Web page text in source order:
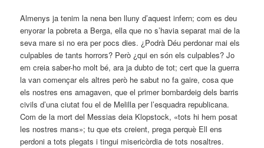
Almenys ja tenim la nena ben lluny d’aquest infern; com es deu
enyorar la pobreta a Berga, ella que no s’havia separat mai de la
seva mare si no era per pocs dies. ¿Podrà Déu perdonar mai els
culpables de tants horrors? Però ¿qui en són els culpables? Jo
em creia saber-ho molt bé, ara ja dubto de tot; cert que la guerra
la van començar els altres però he sabut no fa gaire, cosa que
els nostres ens amagaven, que el primer bombardeig dels barris
civils d’una ciutat fou el de Melilla per l’esquadra republicana.
Com de la mort del Messias deia Klopstock, «tots hi hem posat
les nostres mans»; tu que ets creient, prega perquè Ell ens
perdoni a tots plegats i tingui misericòrdia de tots nosaltres.